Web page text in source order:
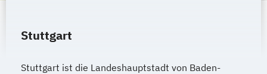
Stuttgart
Stuttgart ist die Landeshauptstadt von Baden-